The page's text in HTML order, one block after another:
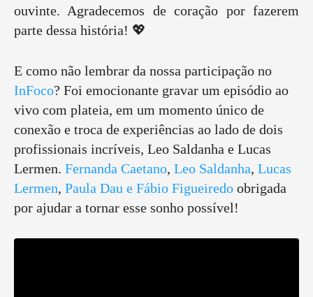
ouvinte. Agradecemos de coração por fazerem
parte dessa história! 💖
E como não lembrar da nossa participação no
InFoco? Foi emocionante gravar um episódio ao
vivo com plateia, em um momento único de
conexão e troca de experiências ao lado de dois
profissionais incríveis, Leo Saldanha e Lucas
Lermen. Fernanda Caetano, Leo Saldanha, Lucas
Lermen, Paula Dau e Fábio Figueiredo obrigada
por ajudar a tornar esse sonho possível!